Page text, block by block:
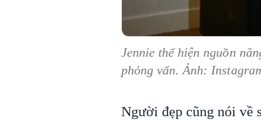
Jennie thể hiện nguồn
phỏng vấn. Ảnh:
Người đẹp cũng nói về